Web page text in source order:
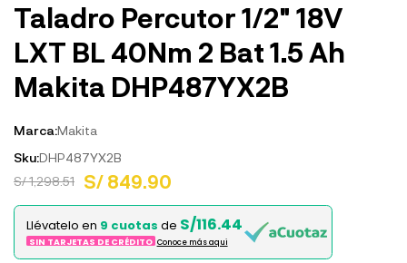
Taladro Percutor 1/2" 18V
LXT BL 40Nm 2 Bat 1.5 Ah
Makita DHP487YX2B
Marca:Makita
Sku:DHP487YX2B
S/ 1,298.51
S/ 849.90
Llévatelo en 9 cuotas de S/116.44
SIN TARJETAS DE CRÉDITO Conoce más aqui